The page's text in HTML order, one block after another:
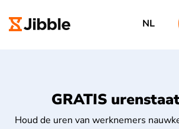
NL
GRATIS
Houd de uren van werknemers